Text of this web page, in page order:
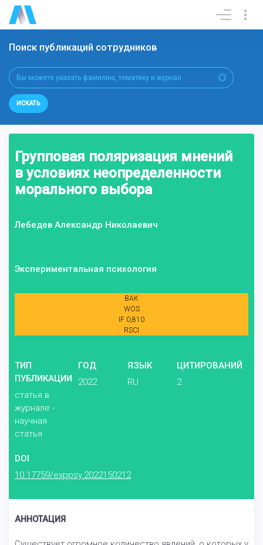
Поиск публикаций сотрудников
ИСКАТЬ
Групповая поляризация мнений
в условиях неопределенности
морального выбора
Лебедев Александр Николаевич
Экспериментальная психология
ВАК
WOS
IF 0,810
RSCI
ТИП
ПУБЛИКАЦИИ
статья в
журнале -
научная
статья
ГОД
2022
ЯЗЫК
RU
ЦИТИРОВАНИЙ
2
DOI
10.17759/exppsy.2022150212
АННОТАЦИЯ